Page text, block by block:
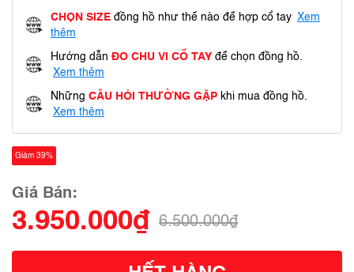
CHỌN SIZE đồng hồ như thế nào để hợp cổ tay Xem
thêm
Hướng dẫn ĐO CHU VI CỔ TAY để chọn đồng hồ.
Xem thêm
Những CÂU HỎI THƯỜNG GẶP khi mua đồng hồ.
Xem thêm
Giảm 39%
Giá Bán:
3.950.000₫ 6.500.000₫